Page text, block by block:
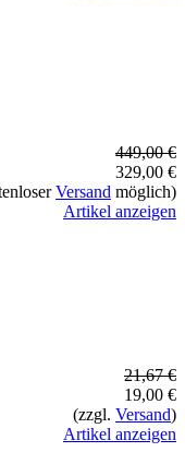
449,00 €
329,00 €
Versand möglich)
Artikel anzeigen
21,67 €
19,00 €
(zzgl. Versand)
Artikel anzeigen